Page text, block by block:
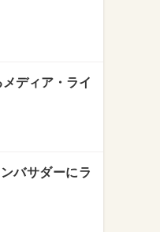
ディア・ライ
バサダーにラ